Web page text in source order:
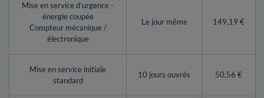
Mise en service d’urgence -
énergie coupée
Compteur mécanique /
électronique
Le jour même 149,19 €
Mise en service initiale
standard
10 jours ouvrés 50,56 €